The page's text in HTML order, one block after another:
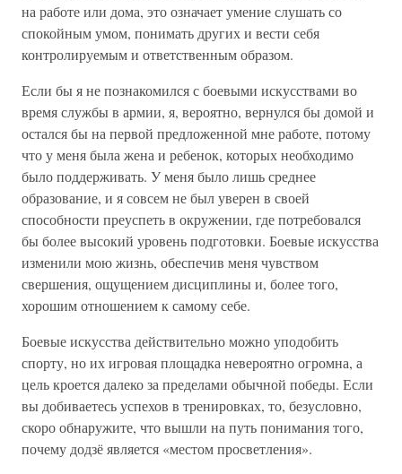
на работе или дома, это означает умение слушать со
спокойным умом, понимать других и вести себя
контролируемым и ответственным образом.
Если бы я не познакомился с боевыми искусствами во
время службы в армии, я, вероятно, вернулся бы домой и
остался бы на первой предложенной мне работе, потому
что у меня была жена и ребенок, которых необходимо
было поддерживать. У меня было лишь среднее
образование, и я совсем не был уверен в своей
способности преуспеть в окружении, где потребовался
бы более высокий уровень подготовки. Боевые искусства
изменили мою жизнь, обеспечив меня чувством
свершения, ощущением дисциплины и, более того,
хорошим отношением к самому себе.
Боевые искусства действительно можно уподобить
спорту, но их игровая площадка невероятно огромна, а
цель кроется далеко за пределами обычной победы. Если
вы добиваетесь успехов в тренировках, то, безусловно,
скоро обнаружите, что вышли на путь понимания того,
почему додзё является «местом просветления».